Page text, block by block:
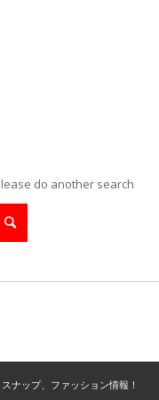
do another search
ナップ、ファッション情報！